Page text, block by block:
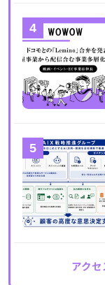
アク